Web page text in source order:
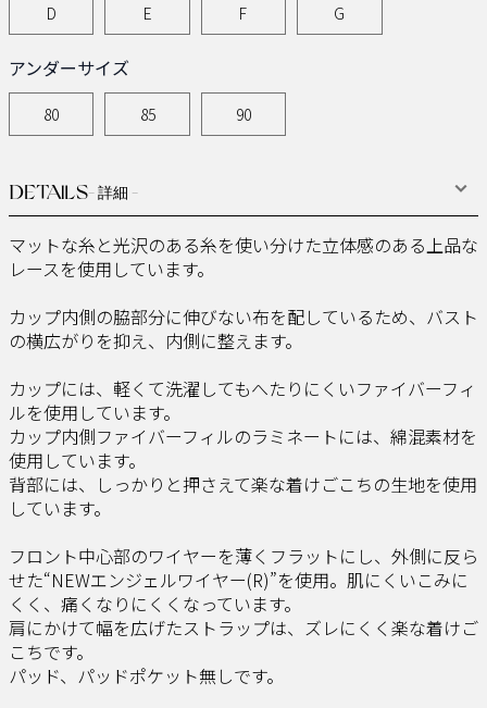
DETAILS- 詳細 -
マットな糸と光沢のある糸を使い分けた立体感のある上品な
レースを使用しています。
カップ内側の脇部分に伸びない布を配しているため、バスト
の横広がりを抑え、内側に整えます。
カップには、軽くて洗濯してもへたりにくいファイバーフィ
ルを使用しています。
カップ内側ファイバーフィルのラミネートには、綿混素材を
使用しています。
背部には、しっかりと押さえて楽な着けごこちの生地を使用
しています。
フロント中心部のワイヤーを薄くフラットにし、外側に反ら
せた“NEWエンジェルワイヤー(R)”を使用。肌にくいこみに
くく、痛くなりにくくなっています。
肩にかけて幅を広げたストラップは、ズレにくく楽な着けご
こちです。
パッド、パッドポケット無しです。
D E F G
アンダーサイズ
80 85 90